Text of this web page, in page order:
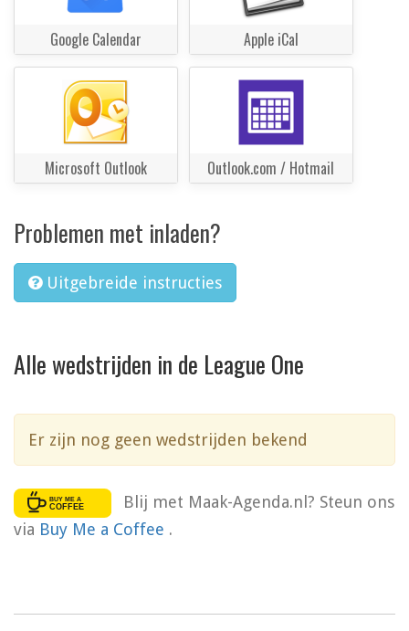
Google Calendar Apple iCal
Microsoft Outlook Outlook.com / Hotmail
Problemen met inladen?
Uitgebreide instructies
Alle wedstrijden in de League One
Er zijn nog geen wedstrijden bekend
Blij met Maak-Agenda.nl? Steun ons
via Buy Me a Coffee .